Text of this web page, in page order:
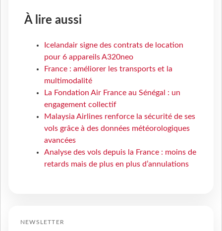
À lire aussi
Icelandair signe des contrats de location
pour 6 appareils A320neo
France : améliorer les transports et la
multimodalité
La Fondation Air France au Sénégal : un
engagement collectif
Malaysia Airlines renforce la sécurité de ses
vols grâce à des données météorologiques
avancées
Analyse des vols depuis la France : moins de
retards mais de plus en plus d’annulations
NEWSLETTER